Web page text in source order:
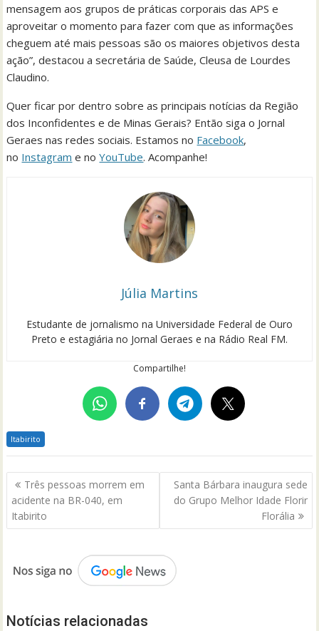
mensagem aos grupos de práticas corporais das APS e
aproveitar o momento para fazer com que as informações
cheguem até mais pessoas são os maiores objetivos desta
ação”, destacou a secretária de Saúde, Cleusa de Lourdes
Claudino.
Quer ficar por dentro sobre as principais notícias da Região
dos Inconfidentes e de Minas Gerais? Então siga o Jornal
Geraes nas redes sociais. Estamos no Facebook,
no Instagram e noYouTube. Acompanhe!
Júlia Martins
Estudante de jornalismo na Universidade Federal de Ouro
Preto e estagiária no Jornal Geraes e na Rádio Real FM.
Compartilhe!
Itabirito
Navegação
de
Post
Três pessoas morrem em
acidente na BR-040, em
Itabirito
Santa Bárbara inaugura sede
do Grupo Melhor Idade Florir
Florália
Notícias relacionadas